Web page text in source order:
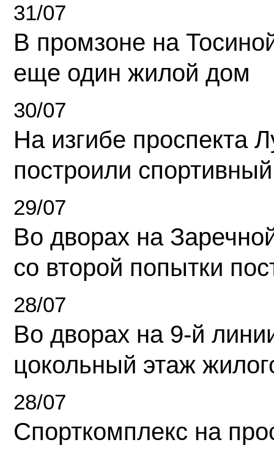
31/07
В промзоне на
еще один жилой дом
30/07
На изгибе проспекта
построили
29/07
Во дворах на
со второй попытки
28/07
Во дворах на 9-й
цокольный этаж
28/07
Спорткомплекс на